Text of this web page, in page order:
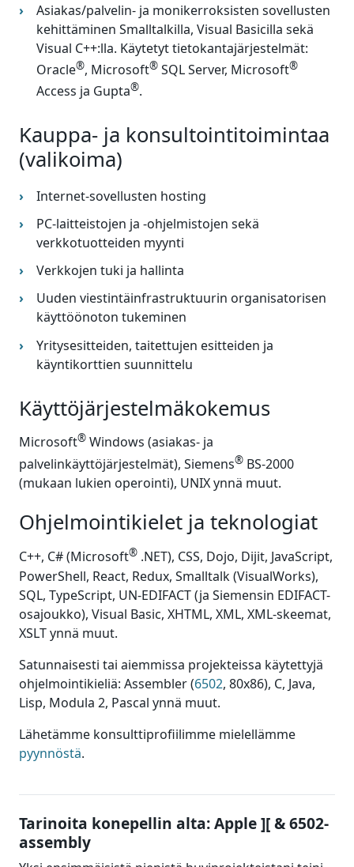
Asiakas/palvelin- ja monikerroksisten sovellusten
kehittäminen Smalltalkilla, Visual Basicilla sekä
Visual C++:lla. Käytetyt tietokantajärjestelmät:
Oracle®, Microsoft® SQL Server, Microsoft®
Access ja Gupta®.
Kauppa- ja konsultointitoimintaa
(valikoima)
Internet-sovellusten hosting
PC-laitteistojen ja -ohjelmistojen sekä
verkkotuotteiden myynti
Verkkojen tuki ja hallinta
Uuden viestintäinfrastruktuurin organisatorisen
käyttöönoton tukeminen
Yritysesitteiden, taitettujen esitteiden ja
käyntikorttien suunnittelu
Käyttöjärjestelmäkokemus
Microsoft® Windows (asiakas- ja
palvelinkäyttöjärjestelmät), Siemens® BS-2000
(mukaan lukien operointi), UNIX ynnä muut.
Ohjelmointikielet ja teknologiat
C++, C# (Microsoft® .NET), CSS, Dojo, Dijit, JavaScript,
PowerShell, React, Redux, Smalltalk (Visual­Works),
SQL, TypeScript, UN-EDIFACT (ja Siemensin EDIFACT-
osajoukko), Visual Basic, XHTML, XML, XML-skeemat,
XSLT ynnä muut.
Satunnaisesti tai aiemmissa projekteissa käytettyjä
ohjelmointikieliä: Assembler (6502, 80x86), C, Java,
Lisp, Modula 2, Pascal ynnä muut.
Lähetämme konsulttiprofiilimme mielellämme
pyynnöstä.
Tarinoita konepellin alta: Apple ][ & 6502-
assembly